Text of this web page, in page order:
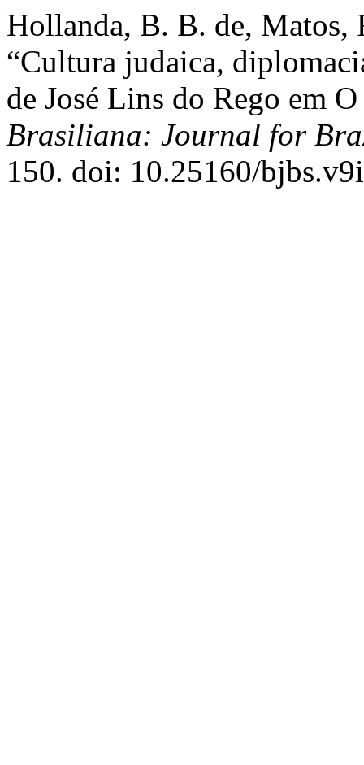
Hollanda, B. B. de, Matos,
“Cultura judaica,
de José Lins do Rego em
Brasiliana: Journal for
150. doi: 10.25160/